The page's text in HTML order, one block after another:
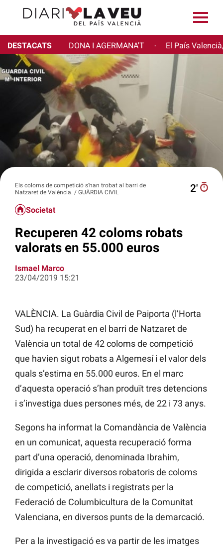
DESTACATS DONA I AGERMANA'T · El País
Els coloms de competició s'han trobat al barri de
Natzaret de València. / GUÀRDIA CIVIL
2′
Societat
Recuperen 42 coloms robats
valorats en 55.000 euros
Ismael Marco
23/04/2019 15:21
VALÈNCIA. La Guàrdia Civil de Paiporta (l’Horta
Sud) ha recuperat en el barri de Natzaret de
València un total de 42 coloms de competició
que havien sigut robats a Algemesí i el valor dels
quals s’estima en 55.000 euros. En el marc
d’aquesta operació s’han produït tres detencions
i s’investiga dues persones més, de 22 i 73 anys.
Segons ha informat la Comandància de València
en un comunicat, aquesta recuperació forma
part d’una operació, denominada Ibrahim,
dirigida a esclarir diversos robatoris de coloms
de competició, anellats i registrats per la
Federació de Columbicultura de la Comunitat
Valenciana, en diversos punts de la demarcació.
Per a la investigació es va partir de les imatges